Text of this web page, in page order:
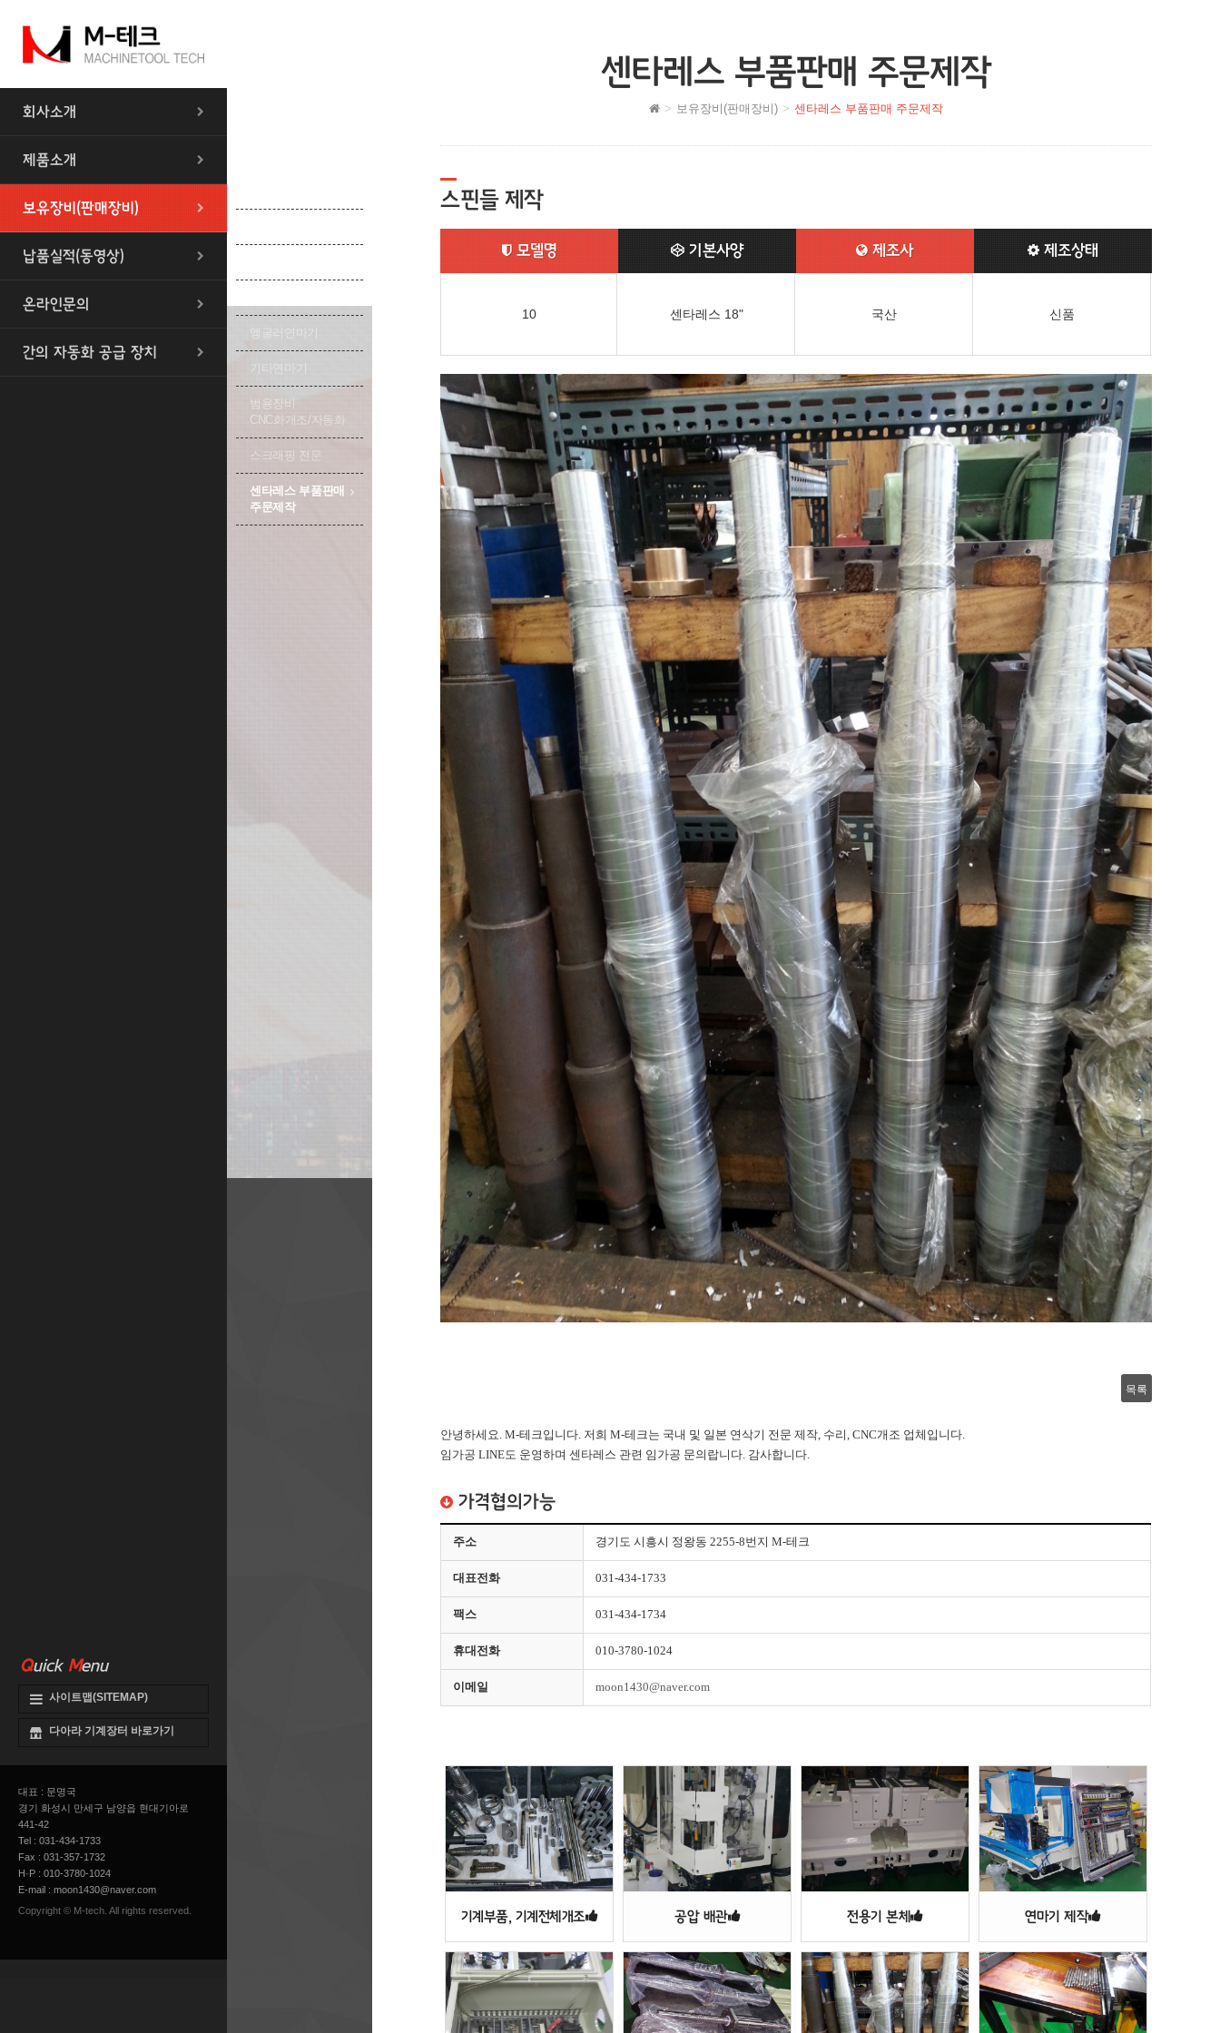
회사소개
제품소개
보유장비(판매장비)
납품실적(동영상)
온라인문의
간의 자동화 공급 장치
Quick Menu
사이트맵(SITEMAP)
다아라 기계장터 바로가기
대표 : 문명국
경기 화성시 만세구 남양읍 현대기아로
441-42
Tel : 031-434-1733
Fax : 031-357-1732
H·P : 010-3780-1024
E-mail : moon1430@naver.com
Copyright © M-tech. All rights reserved.
앵굴러연마기
기타연마기
범용장비
CNC화개조/자동화
스크래핑 전문
센타레스 부품판매
주문제작
센타레스 부품판매 주문제작
보유장비(판매장비) 센타레스 부품판매 주문제작
스핀들 제작
모델명
10
기본사양
센타레스 18"
제조사
국산
제조상태
신품
목록
안녕하세요. M-테크입니다. 저희 M-테크는 국내 및 일본 연삭기 전문 제작, 수리, CNC개조 업체입니다.
임가공 LINE도 운영하며 센타레스 관련 임가공 문의랍니다. 감사합니다.
가격협의가능
주소 경기도 시흥시 정왕동 2255-8번지 M-테크
대표전화 031-434-1733
팩스 031-434-1734
휴대전화 010-3780-1024
이메일 moon1430@naver.com
기계부품, 기계전체개조 공압 배관 전용기 본체 연마기 제작